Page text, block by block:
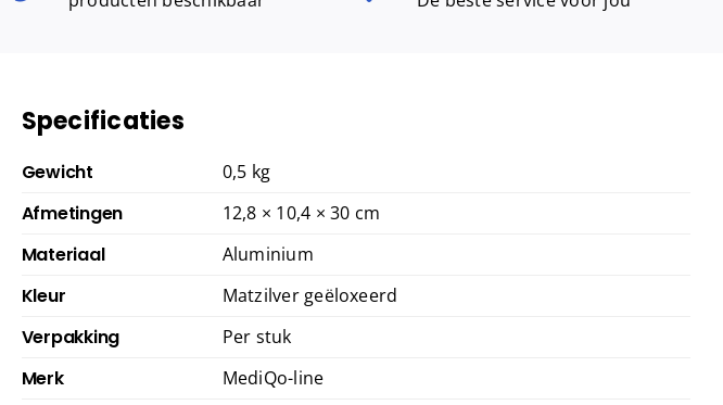
aantal
Specificaties
Gewicht 0,5 kg
Afmetingen 12,8 × 10,4 × 30 cm
Materiaal Aluminium
Kleur Matzilver geëloxeerd
Verpakking Per stuk
Merk MediQo-line